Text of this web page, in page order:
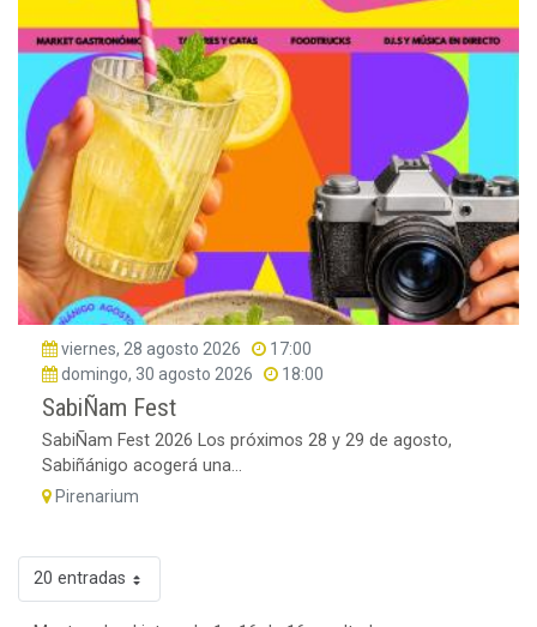
viernes, 28 agosto 2026
17:00
domingo, 30 agosto 2026
18:00
SabiÑam Fest
SabiÑam Fest 2026 Los próximos 28 y 29 de agosto,
Sabiñánigo acogerá una...
Pirenarium
20 entradas